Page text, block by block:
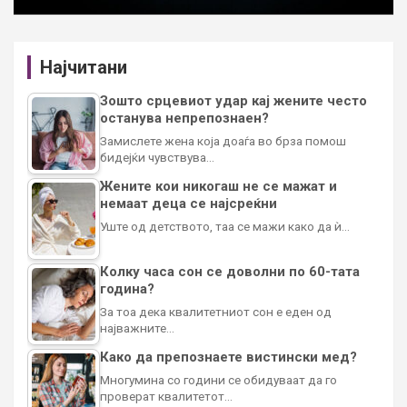
Најчитани
Зошто срцевиот удар кај жените често
останува непрепознаен?
Замислете жена која доаѓа во брза помош
бидејќи чувствува…
Жените кои никогаш не се мажат и
немаат деца се најсреќни
Уште од детството, таа се мажи како да ѝ…
Колку часа сон се доволни по 60-тата
година?
За тоа дека квалитетниот сон е еден од
најважните…
Како да препознаете вистински мед?
Многумина со години се обидуваат да го
проверат квалитетот…